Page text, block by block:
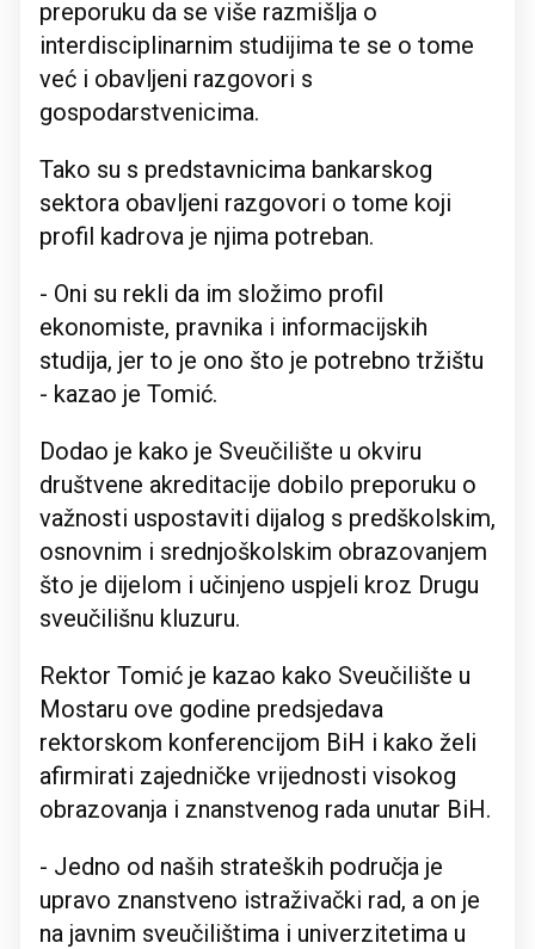
preporuku da se više razmišlja o
interdisciplinarnim studijima te se o tome
već i obavljeni razgovori s
gospodarstvenicima.
Tako su s predstavnicima bankarskog
sektora obavljeni razgovori o tome koji
profil kadrova je njima potreban.
- Oni su rekli da im složimo profil
ekonomiste, pravnika i informacijskih
studija, jer to je ono što je potrebno tržištu
- kazao je Tomić.
Dodao je kako je Sveučilište u okviru
društvene akreditacije dobilo preporuku o
važnosti uspostaviti dijalog s predškolskim,
osnovnim i srednjoškolskim obrazovanjem
što je dijelom i učinjeno uspjeli kroz Drugu
sveučilišnu kluzuru.
Rektor Tomić je kazao kako Sveučilište u
Mostaru ove godine predsjedava
rektorskom konferencijom BiH i kako želi
afirmirati zajedničke vrijednosti visokog
obrazovanja i znanstvenog rada unutar BiH.
- Jedno od naših strateških područja je
upravo znanstveno istraživački rad, a on je
na javnim sveučilištima i univerzitetima u